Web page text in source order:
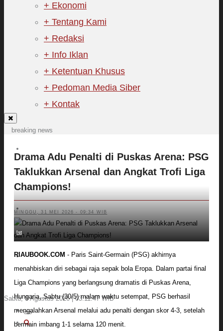
+ Ekonomi
+ Tentang Kami
+ Redaksi
+ Info Iklan
+ Ketentuan Khusus
+ Pedoman Media Siber
+ Kontak
breaking news
Terkait Dukungan ADLG Awards
Tim Manggala Agni Masih Lakukan
Pemadaman Kebakaran Hutan dan
Padang Mengalami Kondisi Banjir Paling
Parah
SAR Padang Evakuasi Pelajar yang
Bupati Kampar Apresiasi Sektor
Pertanian Binaan Jefry Noer, Ada Pisang
Cavendish
Sabtu, 8 Agustus 2026 | 03:11:49 WIB
Drama Adu Penalti di Puskas Arena: PSG
Taklukkan Arsenal dan Angkat Trofi Liga
Champions!
MINGGU, 31 MEI 2026 - 09:34 WIB
Ist
RIAUBOOK.COM - Paris Saint-Germain (PSG) akhirnya
menahbiskan diri sebagai raja sepak bola Eropa. Dalam partai final
Liga Champions yang berlangsung dramatis di Puskas Arena,
Hungaria, Sabtu (30/5) malam waktu setempat, PSG berhasil
mengalahkan Arsenal melalui adu penalti dengan skor 4-3, setelah
bermain imbang 1-1 selama 120 menit.